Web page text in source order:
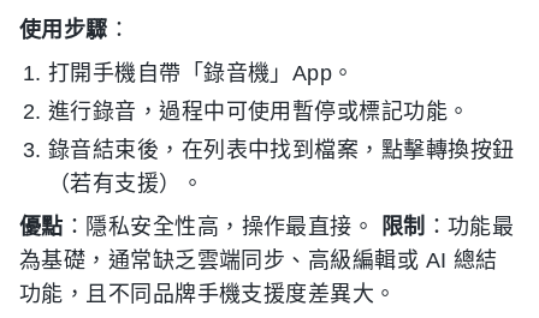
使用步驟 ：
打開手機自帶「錄音機」App。
進行錄音，過程中可使用暫停或標記功能。
錄音結束後，在列表中找到檔案，點擊轉換按鈕
（若有支援）。
優點 ：隱私安全性高，操作最直接。 限制 ：功能最
為基礎，通常缺乏雲端同步、高級編輯或 AI 總結
功能，且不同品牌手機支援度差異大。